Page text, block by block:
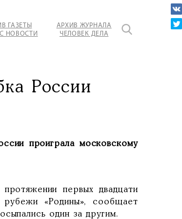
ГАЗЕТЫ
НОВОСТИ
АРХИВ ЖУРНАЛА
ЧЕЛОВЕК ДЕЛА
России
проиграла московскому
первых двадцати
«Родины», сообщает
один за другим.